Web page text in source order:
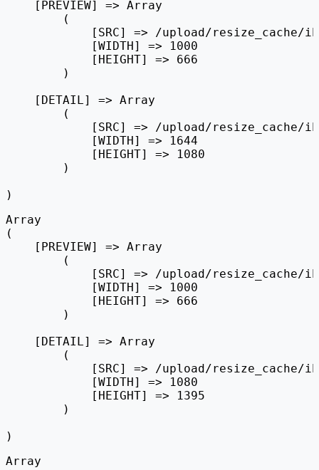
    [PREVIEW] => Array
        (
[SRC] => /upload/resize_cache/
            [WIDTH] => 1000
            [HEIGHT] => 666
        )
    [DETAIL] => Array
        (
[SRC] => /upload/resize_cache/
            [WIDTH] => 1644
            [HEIGHT] => 1080
        )
Array
(
    [PREVIEW] => Array
        (
[SRC] => /upload/resize_cache/
            [WIDTH] => 1000
            [HEIGHT] => 666
        )
    [DETAIL] => Array
        (
[SRC] => /upload/resize_cache/
            [WIDTH] => 1080
            [HEIGHT] => 1395
        )
Array